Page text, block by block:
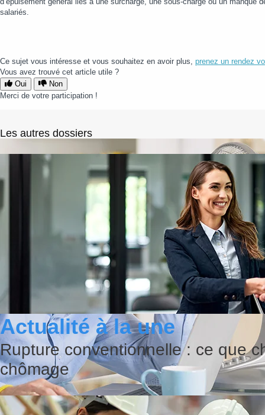
salariés.
Ce sujet vous intéresse et vous souhaitez en avoir plus, prenez un rendez
Vous avez trouvé cet article utile ?
Oui
Non
Merci de votre participation !
Les autres dossiers
Actualité à la une
Rupture conventionnelle : ce que
chômage